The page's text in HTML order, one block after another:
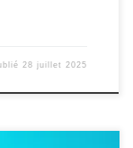
28 juillet 2025